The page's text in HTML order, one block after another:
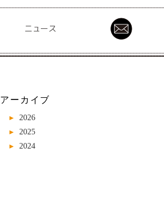
ニュース
アーカイブ
► 2026
► 2025
► 2024